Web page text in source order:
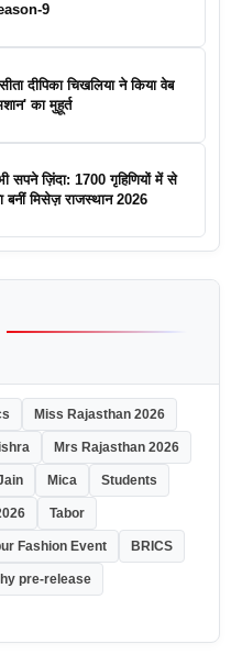
9
दीपिका चिखलिया ने किया वेब
का मुहूर्त
सपने ज़िंदा: 1700 गृहिणियों में से
बनीं मिसेज़ राजस्थान 2026
Miss Rajasthan 2026
Mrs Rajasthan 2026
Mica Students
Tabor
Fashion Event BRICS
pre-release